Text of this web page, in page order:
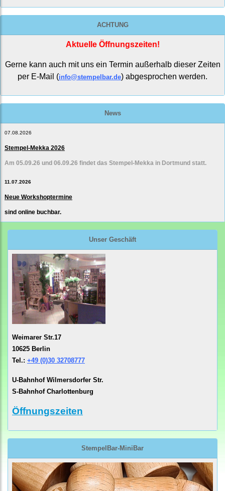
ACHTUNG
Aktuelle Öffnungszeiten!
Gerne kann auch mit uns ein Termin außerhalb dieser Zeiten
per E-Mail (info@stempelbar.de) abgesprochen werden.
News
07.08.2026
Stempel-Mekka 2026
Am 05.09.26 und 06.09.26 findet das Stempel-Mekka in Dortmund statt.
11.07.2026
Neue Workshoptermine
sind online buchbar.
Unser Geschäft
Weimarer Str.17
10625 Berlin
Tel.: +49 (0)30 32708777
U-Bahnhof Wilmersdorfer Str.
S-Bahnhof Charlottenburg
Öffnungszeiten
StempelBar-MiniBar